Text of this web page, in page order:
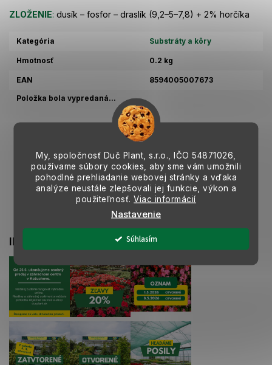
My, spoločnosť Duč Plant, s.r.o., IČO 54871026,
používame súbory cookies, aby sme vám umožnili
pohodlné prehliadanie webovej stránky a vďaka
analýze neustále zlepšovali jej funkcie, výkon a
použiteľnosť.Viac informácií
Nastavenie
Súhlasím
ZLOŽENIE: dusík – fosfor – draslík (9,2–5–7,8) + 2% horčíka
Kategória Substráty a kôry
Hmotnosť 0.2 kg
EAN
8594005007673
Položka bola vypredaná…
INSTAGRAM